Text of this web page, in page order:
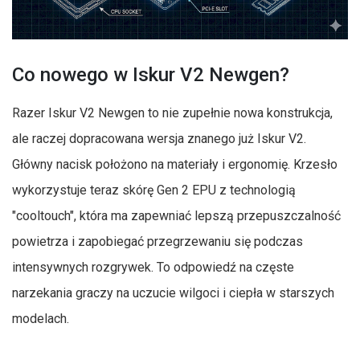
Co nowego w Iskur V2 Newgen?
Razer Iskur V2 Newgen to nie zupełnie nowa konstrukcja,
ale raczej dopracowana wersja znanego już Iskur V2.
Główny nacisk położono na materiały i ergonomię. Krzesło
wykorzystuje teraz skórę Gen 2 EPU z technologią
"cooltouch", która ma zapewniać lepszą przepuszczalność
powietrza i zapobiegać przegrzewaniu się podczas
intensywnych rozgrywek. To odpowiedź na częste
narzekania graczy na uczucie wilgoci i ciepła w starszych
modelach.